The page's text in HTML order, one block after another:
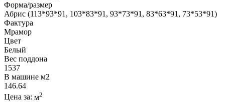
Форма/размер
Абрис (113*93*91, 103*83*91, 93*73*91, 83*63*91, 73*53*91)
Фактура
Мрамор
Цвет
Белый
Вес поддона
1537
В машине м2
146.64
Цена за: м2